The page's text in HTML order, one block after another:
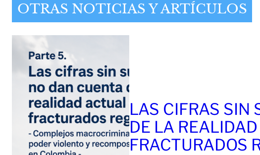
OTRAS NOTICIAS Y ARTÍCULOS
LAS CIFRAS SIN
DE LA
FRACTURADOS